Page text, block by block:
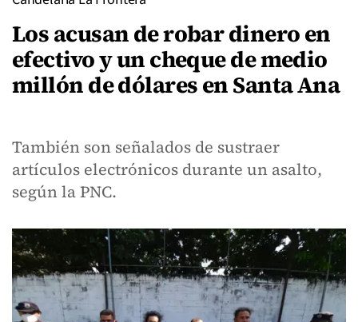
Los acusan de robar dinero en
efectivo y un cheque de medio
millón de dólares en Santa Ana
También son señalados de sustraer
artículos electrónicos durante un asalto,
según la PNC.